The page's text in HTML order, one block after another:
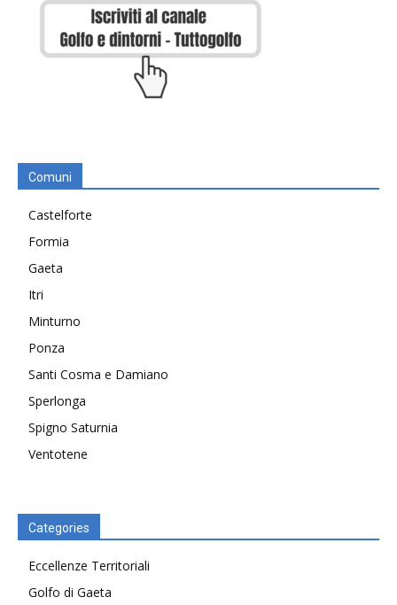
Comuni
Castelforte
Formia
Gaeta
Itri
Minturno
Ponza
Santi Cosma e Damiano
Sperlonga
Spigno Saturnia
Ventotene
Categories
Eccellenze Territoriali
Golfo di Gaeta